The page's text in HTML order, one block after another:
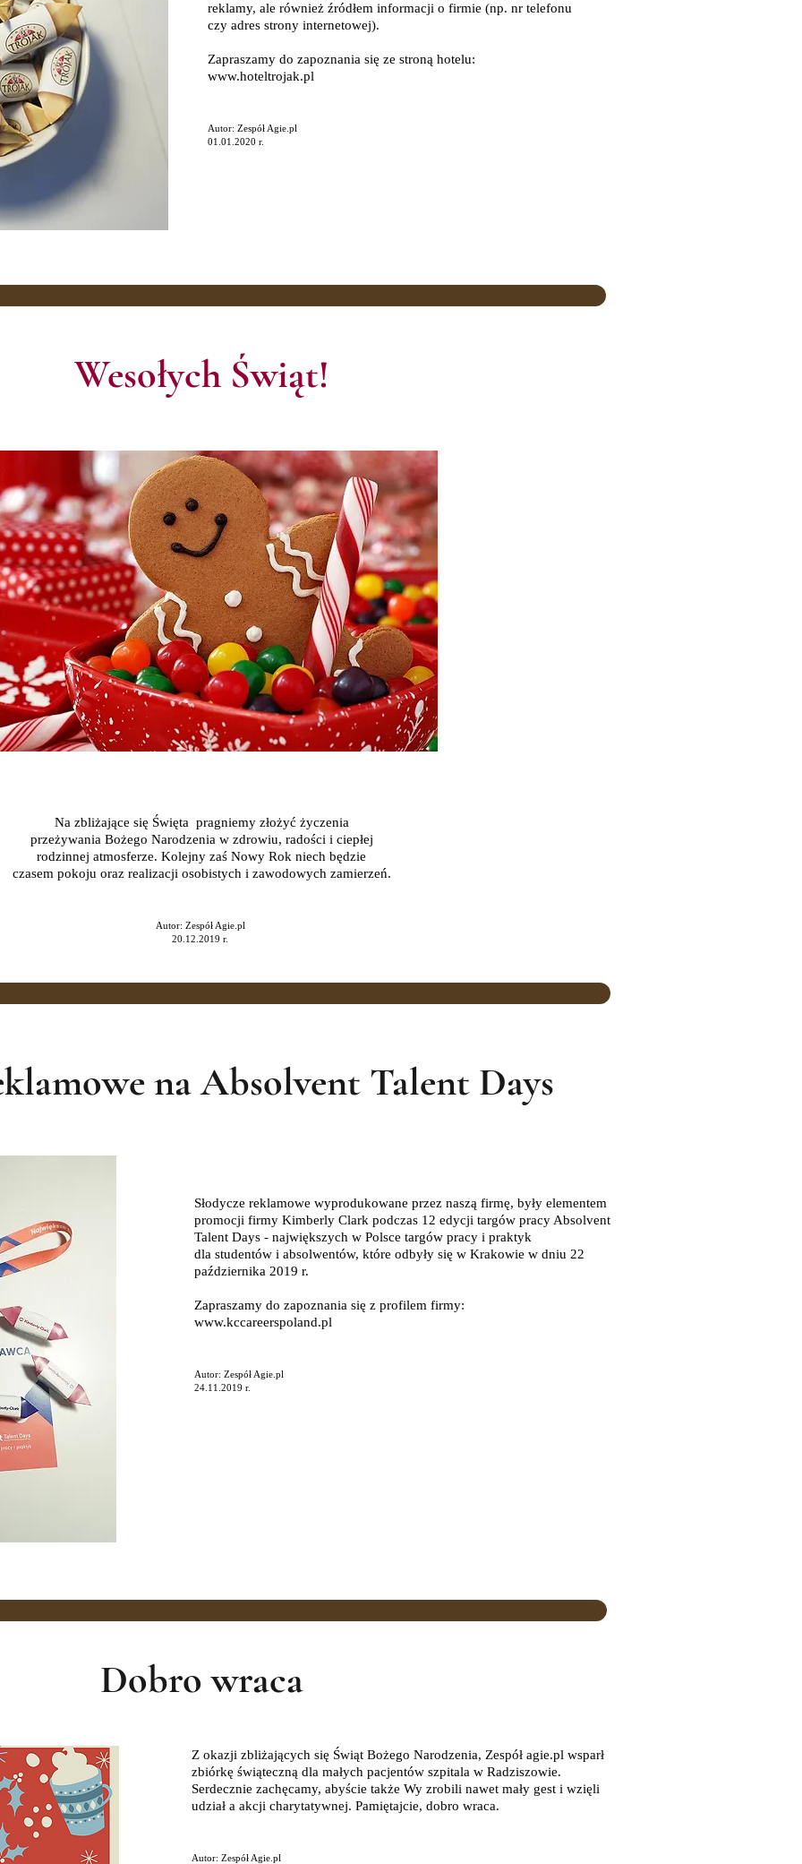
reklamy, ale również źródłem informacji o firmie (np. nr telefonu
czy adres strony internetowej).
Zapraszamy do zapoznania się ze stroną hotelu:
www.hoteltrojak.pl
Autor: Zespół Agie.pl
01.01.2020 r.
Wesołych Świąt!
Na zbliżające się Święta pragniemy złożyć życzenia
przeżywania Bożego Narodzenia w zdrowiu, radości i ciepłej
rodzinnej atmosferze. Kolejny zaś Nowy Rok niech będzie
czasem pokoju oraz realizacji osobistych i zawodowych zamierzeń.
Autor: Zespół Agie.pl
20.12.2019 r.
na Absolvent Talent Days
Słodycze reklamowe wyprodukowane przez naszą firmę, były elementem
promocji firmy Kimberly Clark podczas 12 edycji targów pracy Absolvent
Talent Days - największych w Polsce targów pracy i praktyk
dla studentów i absolwentów, które odbyły się w Krakowie w dniu 22
października 2019 r.
Zapraszamy do zapoznania się z profilem firmy:
www.kccareerspoland.pl
Autor: Zespół Agie.pl
24.11.2019 r.
Dobro wraca
Z okazji zbliżających się Świąt Bożego Narodzenia, Zespół agie.pl wsparł
zbiórkę świąteczną dla małych pacjentów szpitala w Radziszowie.
Serdecznie zachęcamy, abyście także Wy zrobili nawet mały gest i wzięli
udział a akcji charytatywnej. Pamiętajcie, dobro wraca.
Autor: Zespół Agie.pl